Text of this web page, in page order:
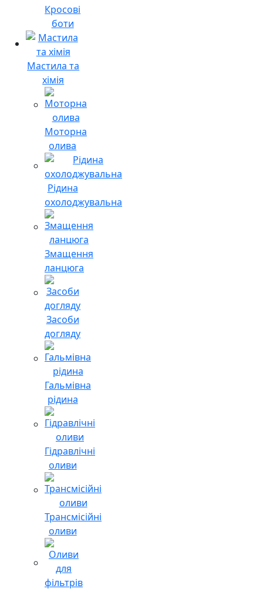
Кросові
боти
Мастила та
хімія
Моторна
олива
Рідина
охолоджувальна
Змащення
ланцюга
Засоби
догляду
Гальмівна
рідина
Гідравлічні
оливи
Трансмісійні
оливи